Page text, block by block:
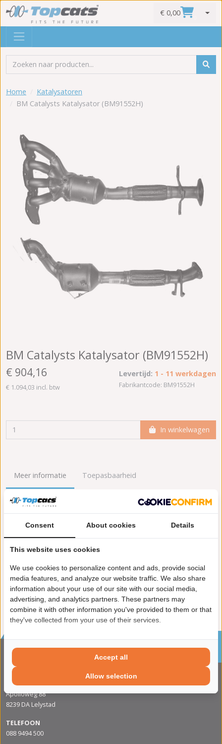
€ 0,00
Home
Katalysatoren
BM Catalysts Katalysator (BM91552H)
BM Catalysts Katalysator (BM91552H)
€ 904,16
€ 1.094,03 incl. btw
Levertijd: 1 - 11 werkdagen
Fabrikantcode: BM91552H
In winkelwagen
Meer informatie Toepasbaarheid
Origineel nummers
Garantie:2 jaar garantie
Materiaal:Keramiek
Enkel in combinatie met:FK91552
Product in orde:
Controleteken:E9-103R
Sinds 2002 de specialist in katalysatoren en
roetfilters
CONTACTGEGVENS
ADRES
Apolloweg 88
8239 DA Lelystad
TELEFOON
088 9494 500
Consent About cookies Details
This website uses cookies
We use cookies to personalize content and ads, provide social
media features, and analyze our website traffic. We also share
information about your use of our site with our social media,
advertising, and analytics partners. These partners may
combine it with other information you've provided to them or that
they've collected from your use of their services.
Allow selection
Accept all